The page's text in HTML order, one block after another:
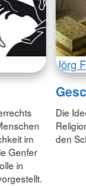
im
Genfer
in
Jörg
Die
den